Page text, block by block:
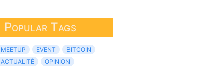
Popular Tags
MEETUP EVENT
BITCOIN
ACTUALITÉ
OPINION